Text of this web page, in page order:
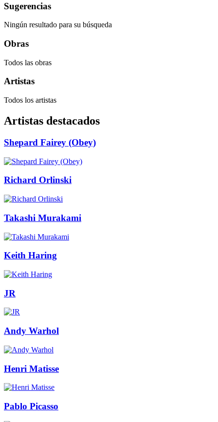
Sugerencias
Ningún resultado para su búsqueda
Obras
Todos las obras
Artistas
Todos los artistas
Artistas destacados
Shepard Fairey (Obey)
Richard Orlinski
Takashi Murakami
Keith Haring
JR
Andy Warhol
Henri Matisse
Pablo Picasso